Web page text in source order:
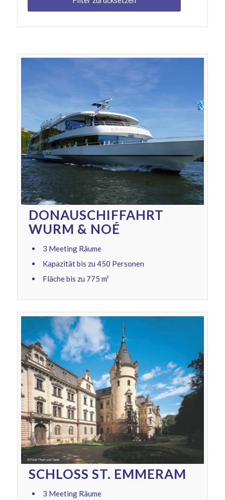
DONAUSCHIFFAHRT
WURM & NOÉ
3 Meeting Räume
Kapazität bis zu 450 Personen
Fläche bis zu 775 m²
SCHLOSS ST. EMMERAM
3 Meeting Räume